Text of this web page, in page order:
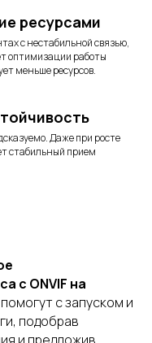
ресурсами
с нестабильной связью,
оптимизации работы
меньше ресурсов.
Даже при росте
стабильный прием
с ONVIF на
с запуском и
подобрав